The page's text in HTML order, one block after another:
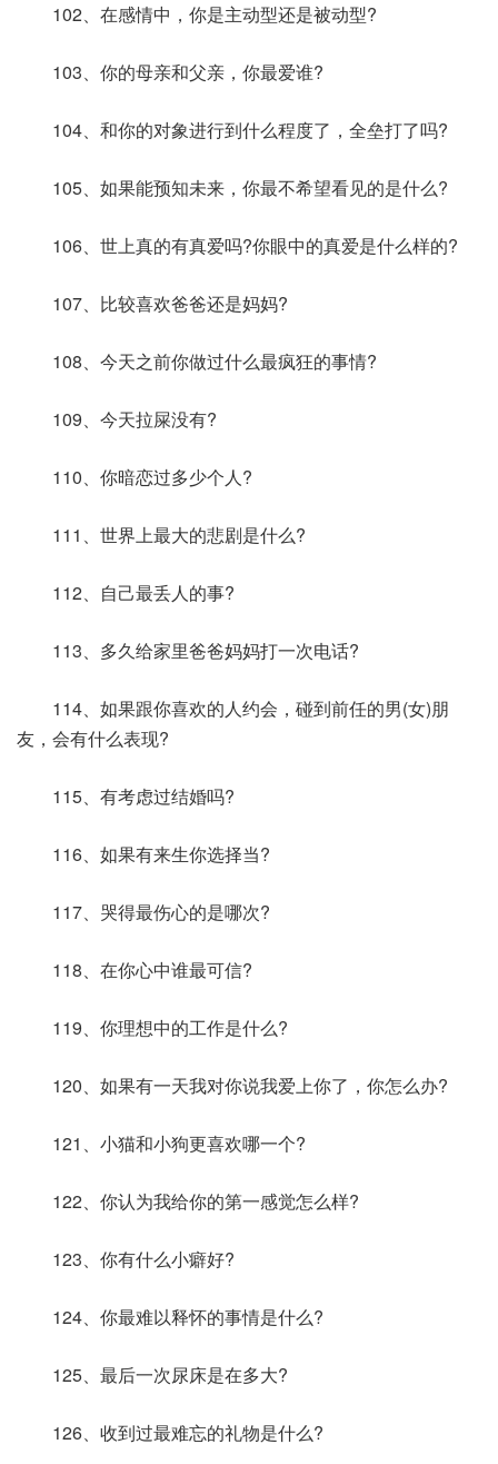
102、在感情中，你是主动型还是被动型?
103、你的母亲和父亲，你最爱谁?
104、和你的对象进行到什么程度了，全垒打了吗?
105、如果能预知未来，你最不希望看见的是什么?
106、世上真的有真爱吗?你眼中的真爱是什么样的?
107、比较喜欢爸爸还是妈妈?
108、今天之前你做过什么最疯狂的事情?
109、今天拉屎没有?
110、你暗恋过多少个人?
111、世界上最大的悲剧是什么?
112、自己最丢人的事?
113、多久给家里爸爸妈妈打一次电话?
114、如果跟你喜欢的人约会，碰到前任的男(女)朋
友，会有什么表现?
115、有考虑过结婚吗?
116、如果有来生你选择当?
117、哭得最伤心的是哪次?
118、在你心中谁最可信?
119、你理想中的工作是什么?
120、如果有一天我对你说我爱上你了，你怎么办?
121、小猫和小狗更喜欢哪一个?
122、你认为我给你的第一感觉怎么样?
123、你有什么小癖好?
124、你最难以释怀的事情是什么?
125、最后一次尿床是在多大?
126、收到过最难忘的礼物是什么?